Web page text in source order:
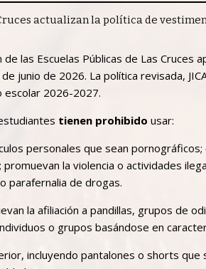
actualizan la política de
las Escuelas Públicas de Las Cruces
junio de 2026. La política revisada,
escolar 2026-2027.
tienen prohibido usar:
personales que sean
la violencia o actividades
parafernalia de drogas.
la afiliación a pandillas, grupos de
o grupos basándose en
incluyendo pantalones o shorts